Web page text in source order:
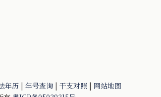
年历 | 年号查询 | 干支对照 | 网站地图